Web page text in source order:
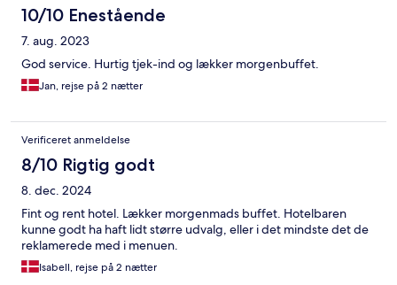
10/10 Enestående
7. aug. 2023
God service. Hurtig tjek-ind og lækker morgenbuffet.
Jan, rejse på 2 nætter
Verificeret anmeldelse
8/10 Rigtig godt
8. dec. 2024
Fint og rent hotel. Lækker morgenmads buffet. Hotelbaren
kunne godt ha haft lidt større udvalg, eller i det mindste det de
reklamerede med i menuen.
Isabell, rejse på 2 nætter